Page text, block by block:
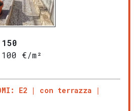
150
€/m²
E2
con terrazza